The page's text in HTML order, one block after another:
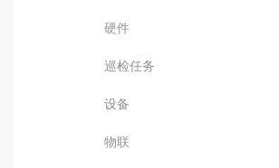
硬件
巡检任务
设备
物联